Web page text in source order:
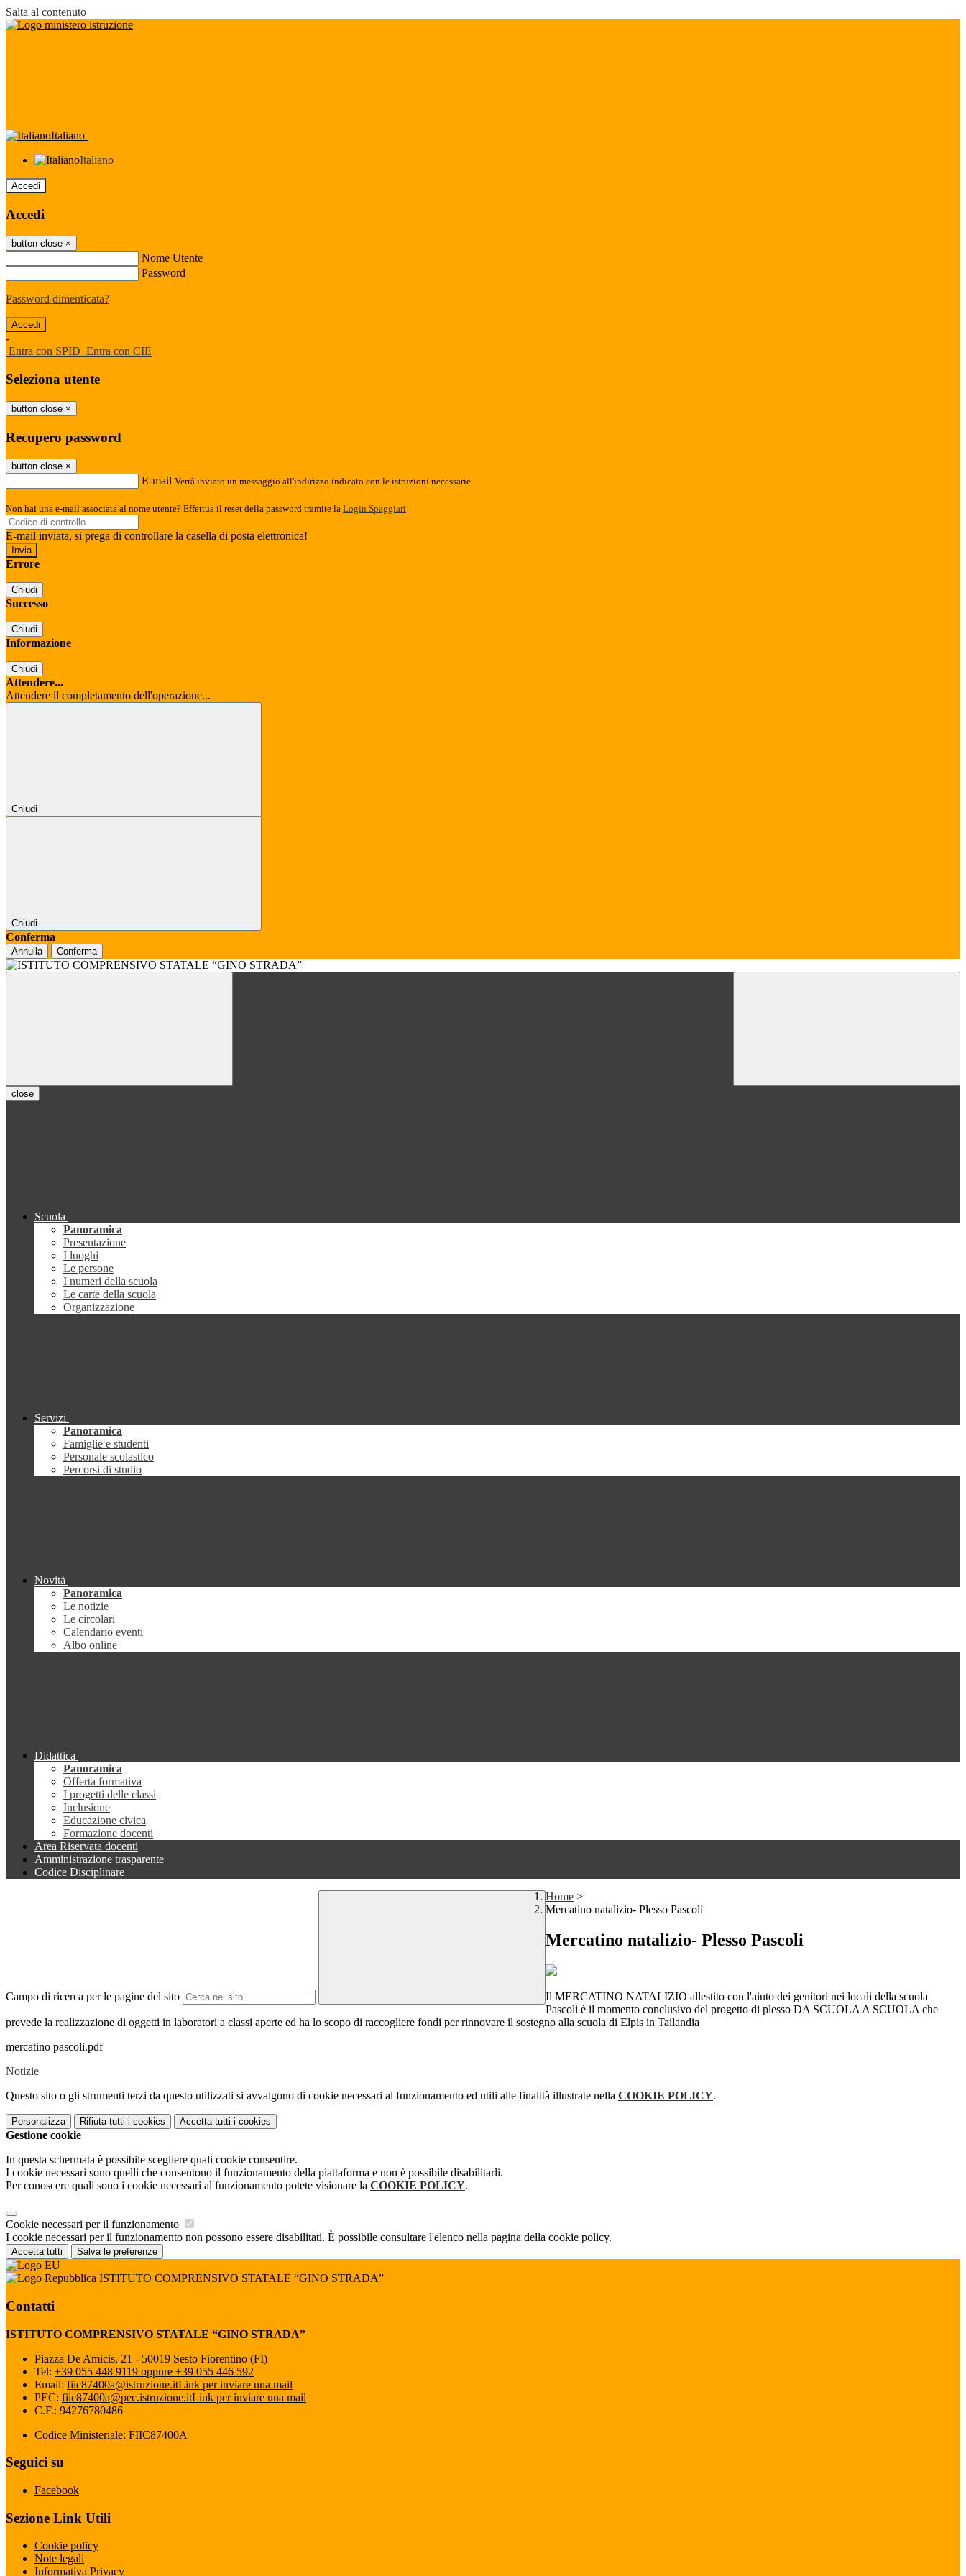
Salta al contenuto
Italiano
Italiano
Accedi
Accedi
button close ×
Nome Utente
Password
Password dimenticata?
-
Entra con SPID Entra con CIE
Seleziona utente
button close ×
Recupero password
button close ×
E-mail Verrà inviato un messaggio all'indirizzo indicato con le istruzioni necessarie.
Non hai una e-mail associata al nome utente? Effettua il reset della password tramite la Login Spaggiari
E-mail inviata, si prega di controllare la casella di posta elettronica!
Errore
Chiudi
Successo
Chiudi
Informazione
Chiudi
Attendere...
Attendere il completamento dell'operazione...
Chiudi
Chiudi
Conferma
Annulla Conferma
close
Scuola
Panoramica
Presentazione
I luoghi
Le persone
I numeri della scuola
Le carte della scuola
Organizzazione
Servizi
Panoramica
Famiglie e studenti
Personale scolastico
Percorsi di studio
Novità
Panoramica
Le notizie
Le circolari
Calendario eventi
Albo online
Didattica
Panoramica
Offerta formativa
I progetti delle classi
Inclusione
Educazione civica
Formazione docenti
Area Riservata docenti
Amministrazione trasparente
Codice Disciplinare
Campo di ricerca per le pagine del sito
Home >
Mercatino natalizio- Plesso Pascoli
Mercatino natalizio- Plesso Pascoli
Il MERCATINO NATALIZIO allestito con l'aiuto dei genitori nei locali della scuola
Pascoli è il momento conclusivo del progetto di plesso DA SCUOLA A SCUOLA che
prevede la realizzazione di oggetti in laboratori a classi aperte ed ha lo scopo di raccogliere fondi per rinnovare il sostegno alla scuola di Elpis in Tailandia
mercatino pascoli.pdf
Notizie
Questo sito o gli strumenti terzi da questo utilizzati si avvalgono di cookie necessari al funzionamento ed utili alle finalità illustrate nella COOKIE POLICY.
Personalizza Rifiuta tutti i cookies Accetta tutti i cookies
Gestione cookie
In questa schermata è possibile scegliere quali cookie consentire.
I cookie necessari sono quelli che consentono il funzionamento della piattaforma e non è possibile disabilitarli.
Per conoscere quali sono i cookie necessari al funzionamento potete visionare la COOKIE POLICY.
Cookie necessari per il funzionamento
I cookie necessari per il funzionamento non possono essere disabilitati. È possibile consultare l'elenco nella pagina della cookie policy.
Accetta tutti Salva le preferenze
ISTITUTO COMPRENSIVO STATALE “GINO STRADA”
Contatti
ISTITUTO COMPRENSIVO STATALE “GINO STRADA”
Piazza De Amicis, 21 - 50019 Sesto Fiorentino (FI)
Tel: +39 055 448 9119 oppure +39 055 446 592
Email: fiic87400a@istruzione.itLink per inviare una mail
PEC: fiic87400a@pec.istruzione.itLink per inviare una mail
C.F.: 94276780486
Codice Ministeriale: FIIC87400A
Seguici su
Facebook
Sezione Link Utili
Cookie policy
Note legali
Informativa Privacy